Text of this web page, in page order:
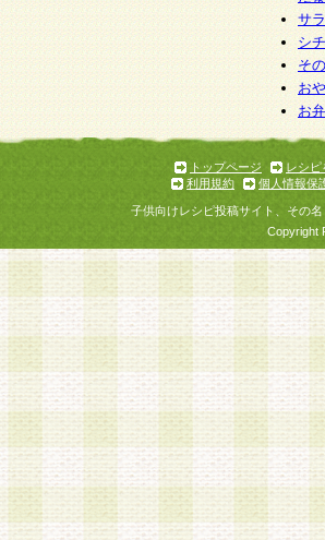
サ
シ
そ
お
お
トップページ
レシピ
利用規約
個人情報保
子供向けレシピ投稿サイト、その
Copyright